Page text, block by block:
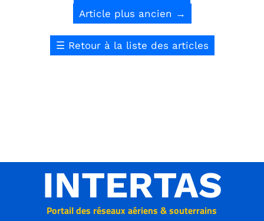
INTERTAS
Portail des réseaux aériens & souterrains
Article plus ancien →
☰ Retour à la liste des articles